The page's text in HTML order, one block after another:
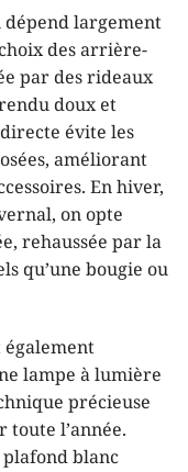
dépend largement
des arrière-
par des rideaux
doux et
évite les
améliorant
En hiver,
on opte
rehaussée par la
qu’une bougie ou
également
lampe à lumière
précieuse
l’année.
blanc